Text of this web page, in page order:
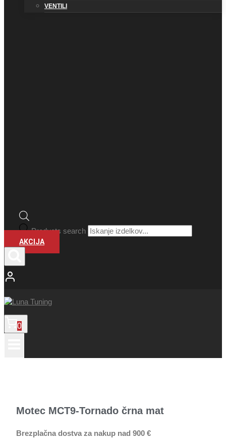
VENTILI
Products search
AKCIJA
0
Motec MCT9-Tornado črna mat
Brezplačna dostva za nakup nad 900 €